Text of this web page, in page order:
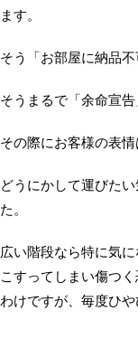
ます。
そう「お部屋に納品
そうまるで「余命宣
その際にお客様の表
どうにかして運びた
た。
広い階段なら特に気
こすってしまい傷つ
わけですが、毎度ひや